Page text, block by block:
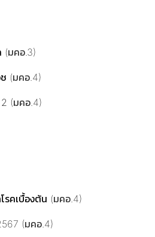
(มคอ.3)
(มคอ.4)
(มคอ.4)
รคเบื้องต้น (มคอ.4)
(มคอ.4)